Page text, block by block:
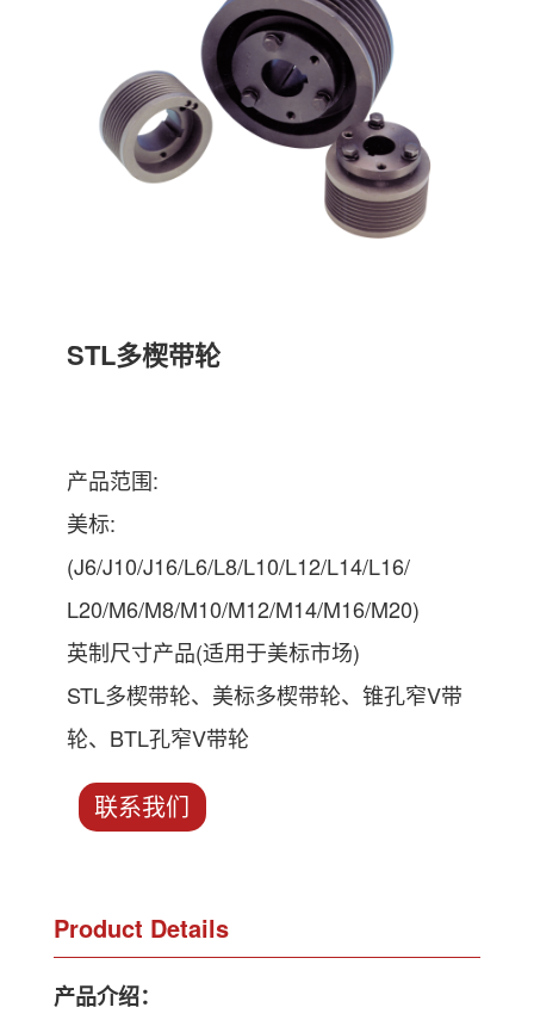
STL多楔带轮
产品范围:
美标:
(J6/J10/J16/L6/L8/L10/L12/L14/L16/
L20/M6/M8/M10/M12/M14/M16/M20)
英制尺寸产品(适用于美标市场)
STL多楔带轮、美标多楔带轮、锥孔窄V带
轮、BTL孔窄V带轮
联系我们
Product Details
产品介绍：